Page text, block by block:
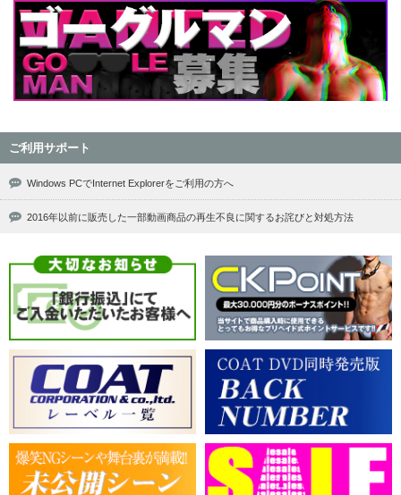
ご利用サポート
Windows PCでInternet Explorerをご利用の方へ
2016年以前に販売した一部動画商品の再生不良に関するお詫びと対処方法